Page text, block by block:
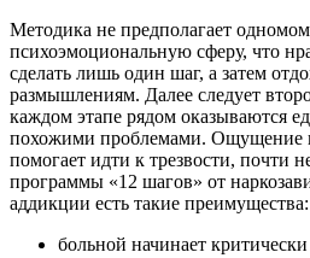
Методика не предполагает
психоэмоциональную сферу, что
сделать лишь один шаг, а затем
размышлениям. Далее следует
каждом этапе рядом оказываются
похожими проблемами. Ощущение
помогает идти к трезвости, почти
программы «12 шагов» от
аддикции есть такие преимущества:
больной начинает